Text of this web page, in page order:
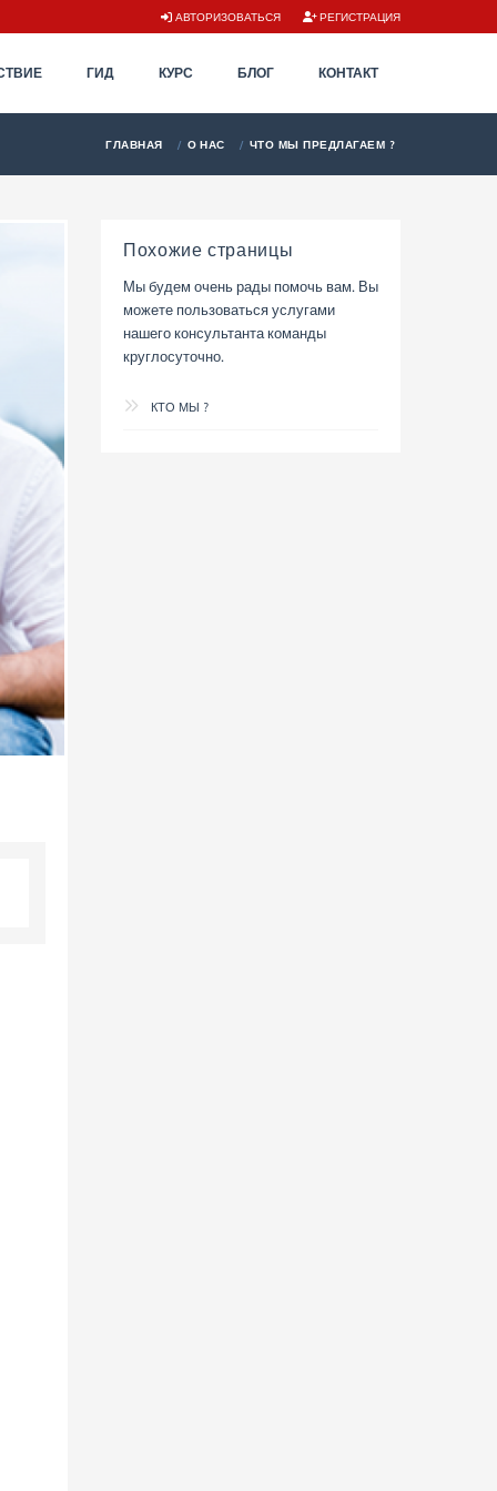
АВТОРИЗОВАТЬСЯ РЕГИСТРАЦИЯ
ГИД КУРС БЛОГ КОНТАКТ
ГЛАВНАЯ О НАС ЧТО МЫ ПРЕДЛАГАЕМ ?
Похожие страницы
Мы будем очень рады помочь вам. Вы
можете пользоваться услугами
нашего консультанта команды
круглосуточно.
КТО МЫ ?